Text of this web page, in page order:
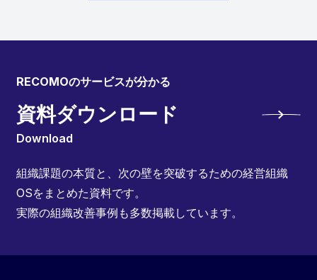
RECOMOのサービスが分かる
資料ダウンロード
Download
組織課題の本質と、次の壁を突破するための経営組織
OSをまとめた資料です。
実際の組織改善事例も多数掲載しています。